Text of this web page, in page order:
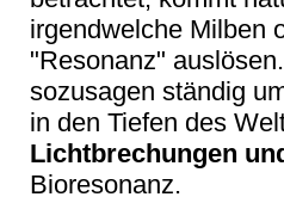
irgendwelche Milben
"Resonanz"
sozusagen ständig
in den Tiefen des
Lichtbrechungen
Bioresonanz.